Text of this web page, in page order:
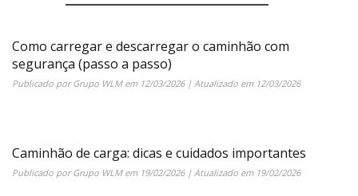
Como carregar e descarregar o caminhão com
segurança (passo a passo)
Publicado porGrupo WLMem 12/03/2026| Atualizado em 12/03/2026
Caminhão de carga: dicas e cuidados importantes
Publicado porGrupo WLMem 19/02/2026| Atualizado em 19/02/2026